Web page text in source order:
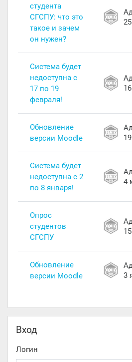
студента
СГСПУ: что это
такое и зачем
он нужен?
Система будет
недоступна с
17 по 19
февраля!
Обновление
версии Moodle
Система будет
недоступна c 2
по 8 января!
4
Опрос
студентов
СГСПУ
Обновление
версии Moodle
3
Вход
Логин